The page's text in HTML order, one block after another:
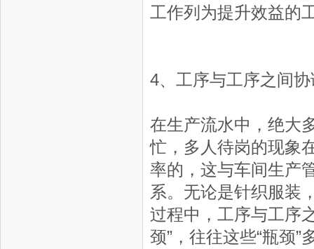
工作列为提升效益的
4、工序与工序之间
在生产流水中，绝大
忙，多人待岗的现象
率的，这与车间生产
系。无论是针织服装
过程中，工序与工序
颈”，往往这些“瓶颈